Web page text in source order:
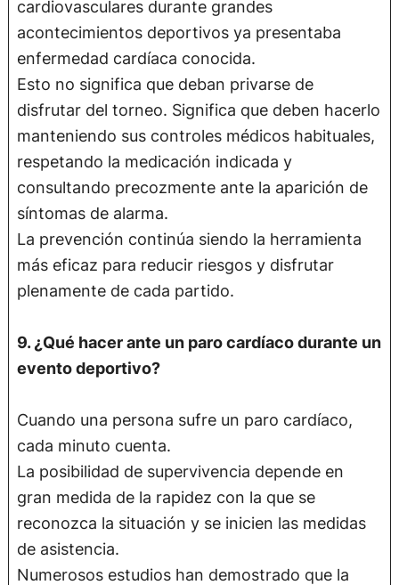
cardiovasculares durante grandes
acontecimientos deportivos ya presentaba
enfermedad cardíaca conocida.
Esto no significa que deban privarse de
disfrutar del torneo. Significa que deben hacerlo
manteniendo sus controles médicos habituales,
respetando la medicación indicada y
consultando precozmente ante la aparición de
síntomas de alarma.
La prevención continúa siendo la herramienta
más eficaz para reducir riesgos y disfrutar
plenamente de cada partido.
9. ¿Qué hacer ante un paro cardíaco durante un
evento deportivo?
Cuando una persona sufre un paro cardíaco,
cada minuto cuenta.
La posibilidad de supervivencia depende en
gran medida de la rapidez con la que se
reconozca la situación y se inicien las medidas
de asistencia.
Numerosos estudios han demostrado que la